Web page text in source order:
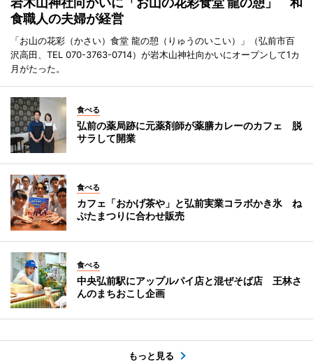
食職人の夫婦が経営
「お山の花彩（かさい）食堂 龍の憩（りゅうのいこい）」（弘前市百
沢高田、TEL 070-3763-0714）が岩木山神社向かいにオープンして1カ
月がたった。
食べる
弘前の薬局跡に元薬剤師が薬膳カレーのカフェ 脱
サラして開業
食べる
カフェ「おかげ茶や」と弘前実業コラボかき氷 ね
ぷたまつりに合わせ販売
食べる
中央弘前駅にアップルパイ店と混ぜそば店 王林さ
んのまちおこし企画
もっと見る